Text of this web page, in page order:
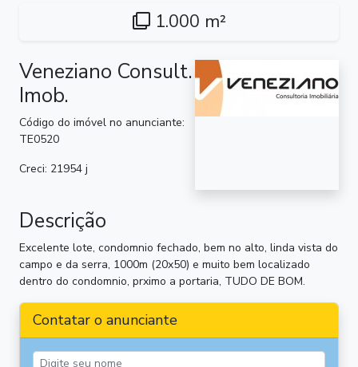
1.000 m²
Veneziano Consult.
Imob.
Código do imóvel no anunciante:
TE0520
Creci: 21954 j
Descrição
Excelente lote, condomnio fechado, bem no alto, linda vista do
campo e da serra, 1000m (20x50) e muito bem localizado
dentro do condomnio, prximo a portaria, TUDO DE BOM.
Contatar o anunciante